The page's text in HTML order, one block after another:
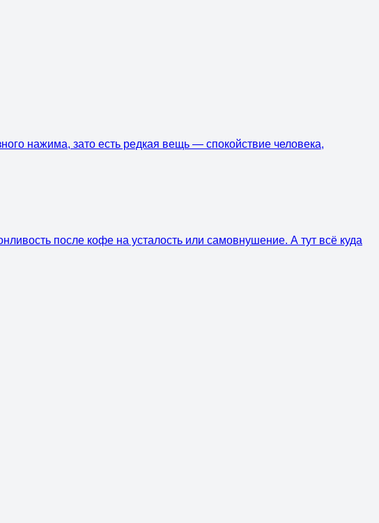
нажима, зато есть редкая вещь — спокойствие человека,
после кофе на усталость или самовнушение. А тут всё куда